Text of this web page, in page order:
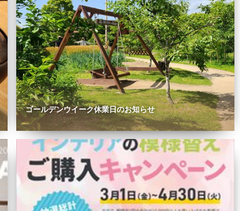
ゴールデンウイーク休業日のお知らせ
0